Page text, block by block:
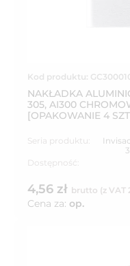
Kod produktu:
NAKŁADKA
305, AI300
[OPAKOWANIE 4
Seria produktu:
Dostępność:
4,56 zł brutto (z VAT
Cena za: op.